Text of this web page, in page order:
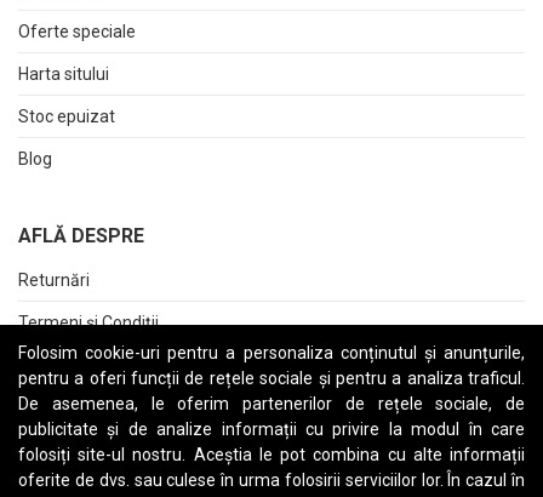
Folosim cookie-uri pentru a personaliza conținutul și anunțurile,
pentru a oferi funcții de rețele sociale și pentru a analiza traficul.
De asemenea, le oferim partenerilor de rețele sociale, de
publicitate și de analize informații cu privire la modul în care
folosiți site-ul nostru. Aceștia le pot combina cu alte informații
oferite de dvs. sau culese în urma folosirii serviciilor lor. În cazul în
Oferte speciale
Harta sitului
Stoc epuizat
Blog
AFLĂ DESPRE
Returnări
Termeni și Condiții
Raport date personale
Cerere stergere cont